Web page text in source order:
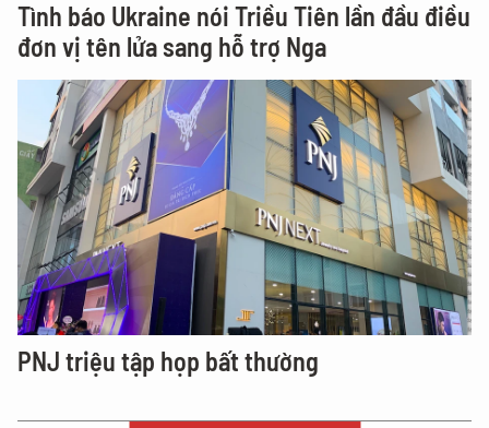
Tình báo Ukraine nói Triều Tiên lần đầu điều
đơn vị tên lửa sang hỗ trợ Nga
PNJ triệu tập họp bất thường